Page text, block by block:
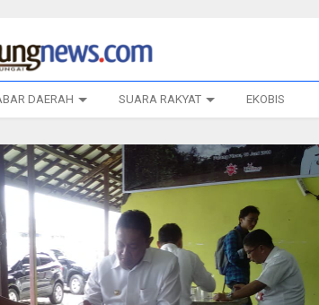
DAERAH SUARA RAKYAT EKOBIS